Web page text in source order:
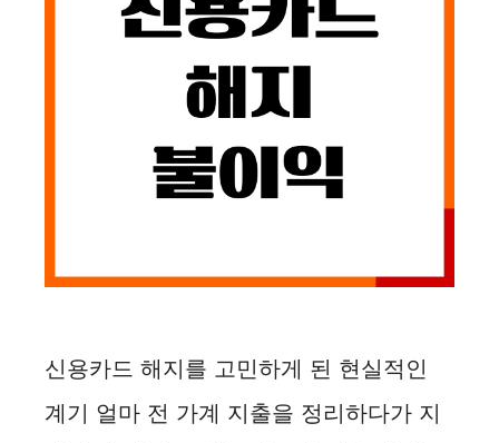
신용카드 해지를 고민하게 된 현실적인
계기 얼마 전 가계 지출을 정리하다가 지